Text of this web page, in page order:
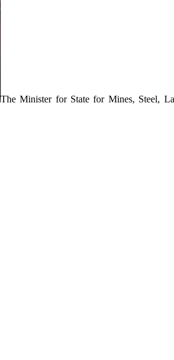
The Minister for State for Mines, Steel,